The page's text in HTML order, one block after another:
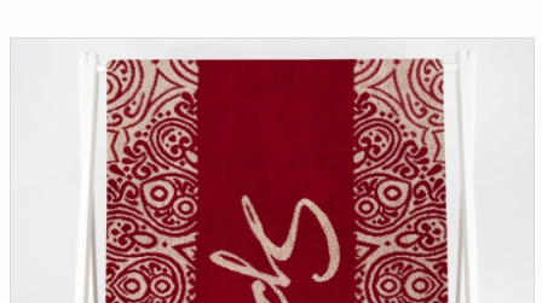
Текстиль для ресторанов и
гостиниц
Текстильная галантерея и
фурнитура
Условия работы
Оплата и доставка
Как оформить заказ
Вакансии
Как нас найти